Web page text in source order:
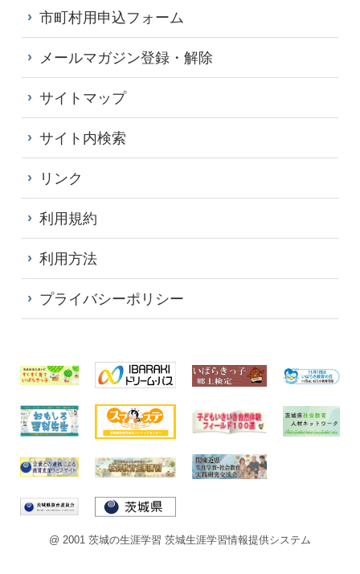
市町村用申込フォーム
メールマガジン登録・解除
サイトマップ
サイト内検索
リンク
利用規約
利用方法
プライバシーポリシー
@ 2001 茨城の生涯学習 茨城生涯学習情報提供システム